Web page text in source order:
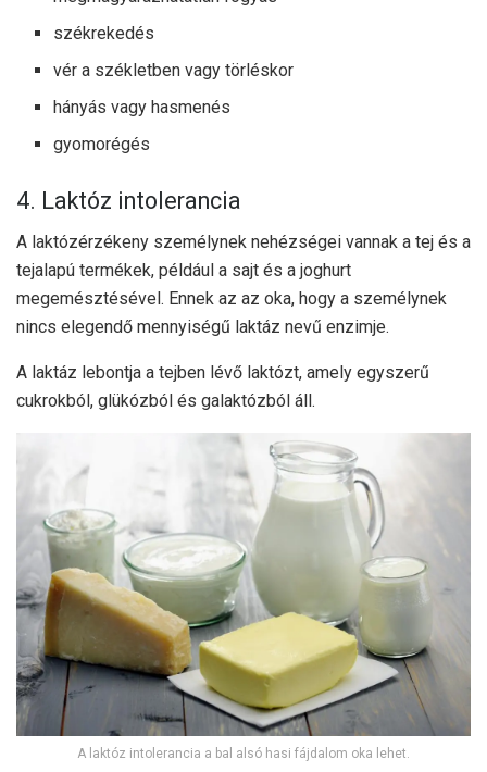
székrekedés
vér a székletben vagy törléskor
hányás vagy hasmenés
gyomorégés
4. Laktóz intolerancia
A laktózérzékeny személynek nehézségei vannak a tej és a
tejalapú termékek, például a sajt és a joghurt
megemésztésével. Ennek az az oka, hogy a személynek
nincs elegendő mennyiségű laktáz nevű enzimje.
A laktáz lebontja a tejben lévő laktózt, amely egyszerű
cukrokból, glükózból és galaktózból áll.
A laktóz intolerancia a bal alsó hasi fájdalom oka lehet.